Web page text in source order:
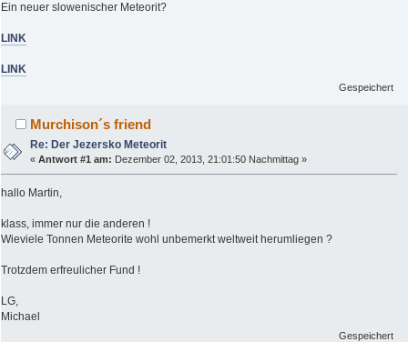
Ein neuer slowenischer Meteorit?
LINK
LINK
Gespeichert
Murchison´s friend
Re: Der Jezersko Meteorit
«Antwort #1 am: Dezember 02, 2013, 21:01:50 Nachmittag »
hallo Martin,
klass, immer nur die anderen !
Wieviele Tonnen Meteorite wohl unbemerkt weltweit herumliegen ?
Trotzdem erfreulicher Fund !
LG,
Michael
Gespeichert